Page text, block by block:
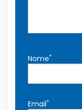
Nome*
Email*